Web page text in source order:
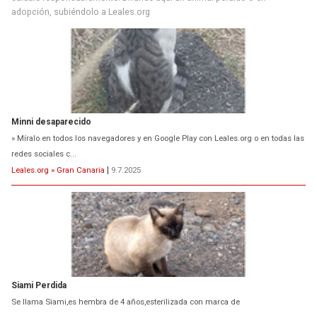
adopción, subiéndolo a Leales.org
Minni desaparecido
» Míralo en todos los navegadores y en Google Play con Leales.org o en todas las
redes sociales c...
Leales.org » Gran Canaria | 9.7.2025
Siami Perdida
Se llama Siami,es hembra de 4 años,esterilizada con marca de